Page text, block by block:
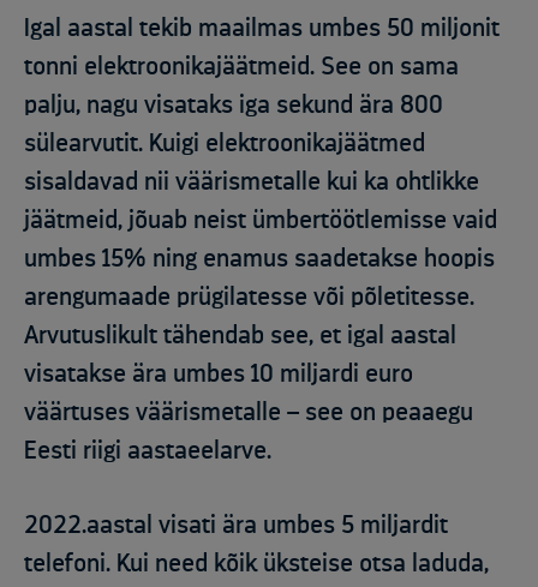
Igal aastal tekib maailmas umbes 50 miljonit
tonni elektroonikajäätmeid. See on sama
palju, nagu visataks iga sekund ära 800
sülearvutit. Kuigi elektroonikajäätmed
sisaldavad nii väärismetalle kui ka ohtlikke
jäätmeid, jõuab neist ümbertöötlemisse vaid
umbes 15% ning enamus saadetakse hoopis
arengumaade prügilatesse või põletitesse.
Arvutuslikult tähendab see, et igal aastal
visatakse ära umbes 10 miljardi euro
väärtuses väärismetalle – see on peaaegu
Eesti riigi aastaeelarve.
2022.aastal visati ära umbes 5 miljardit
telefoni. Kui need kõik üksteise otsa laduda,